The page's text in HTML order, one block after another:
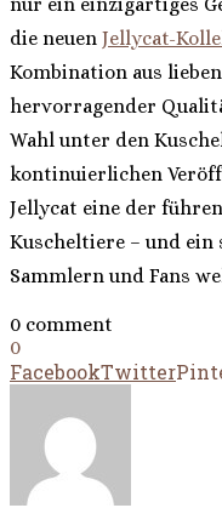
die neuen Jellycat-
Kombination aus
hervorragender
Wahl unter den
kontinuierlichen
Jellycat eine der
Kuscheltiere – und ein
Sammlern und Fans
0 comment
0
FacebookTwitter